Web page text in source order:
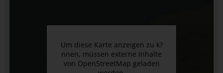
Um diese Karte anzeigen zu k?
nnen, müssen externe Inhalte
von OpenStreetMap geladen